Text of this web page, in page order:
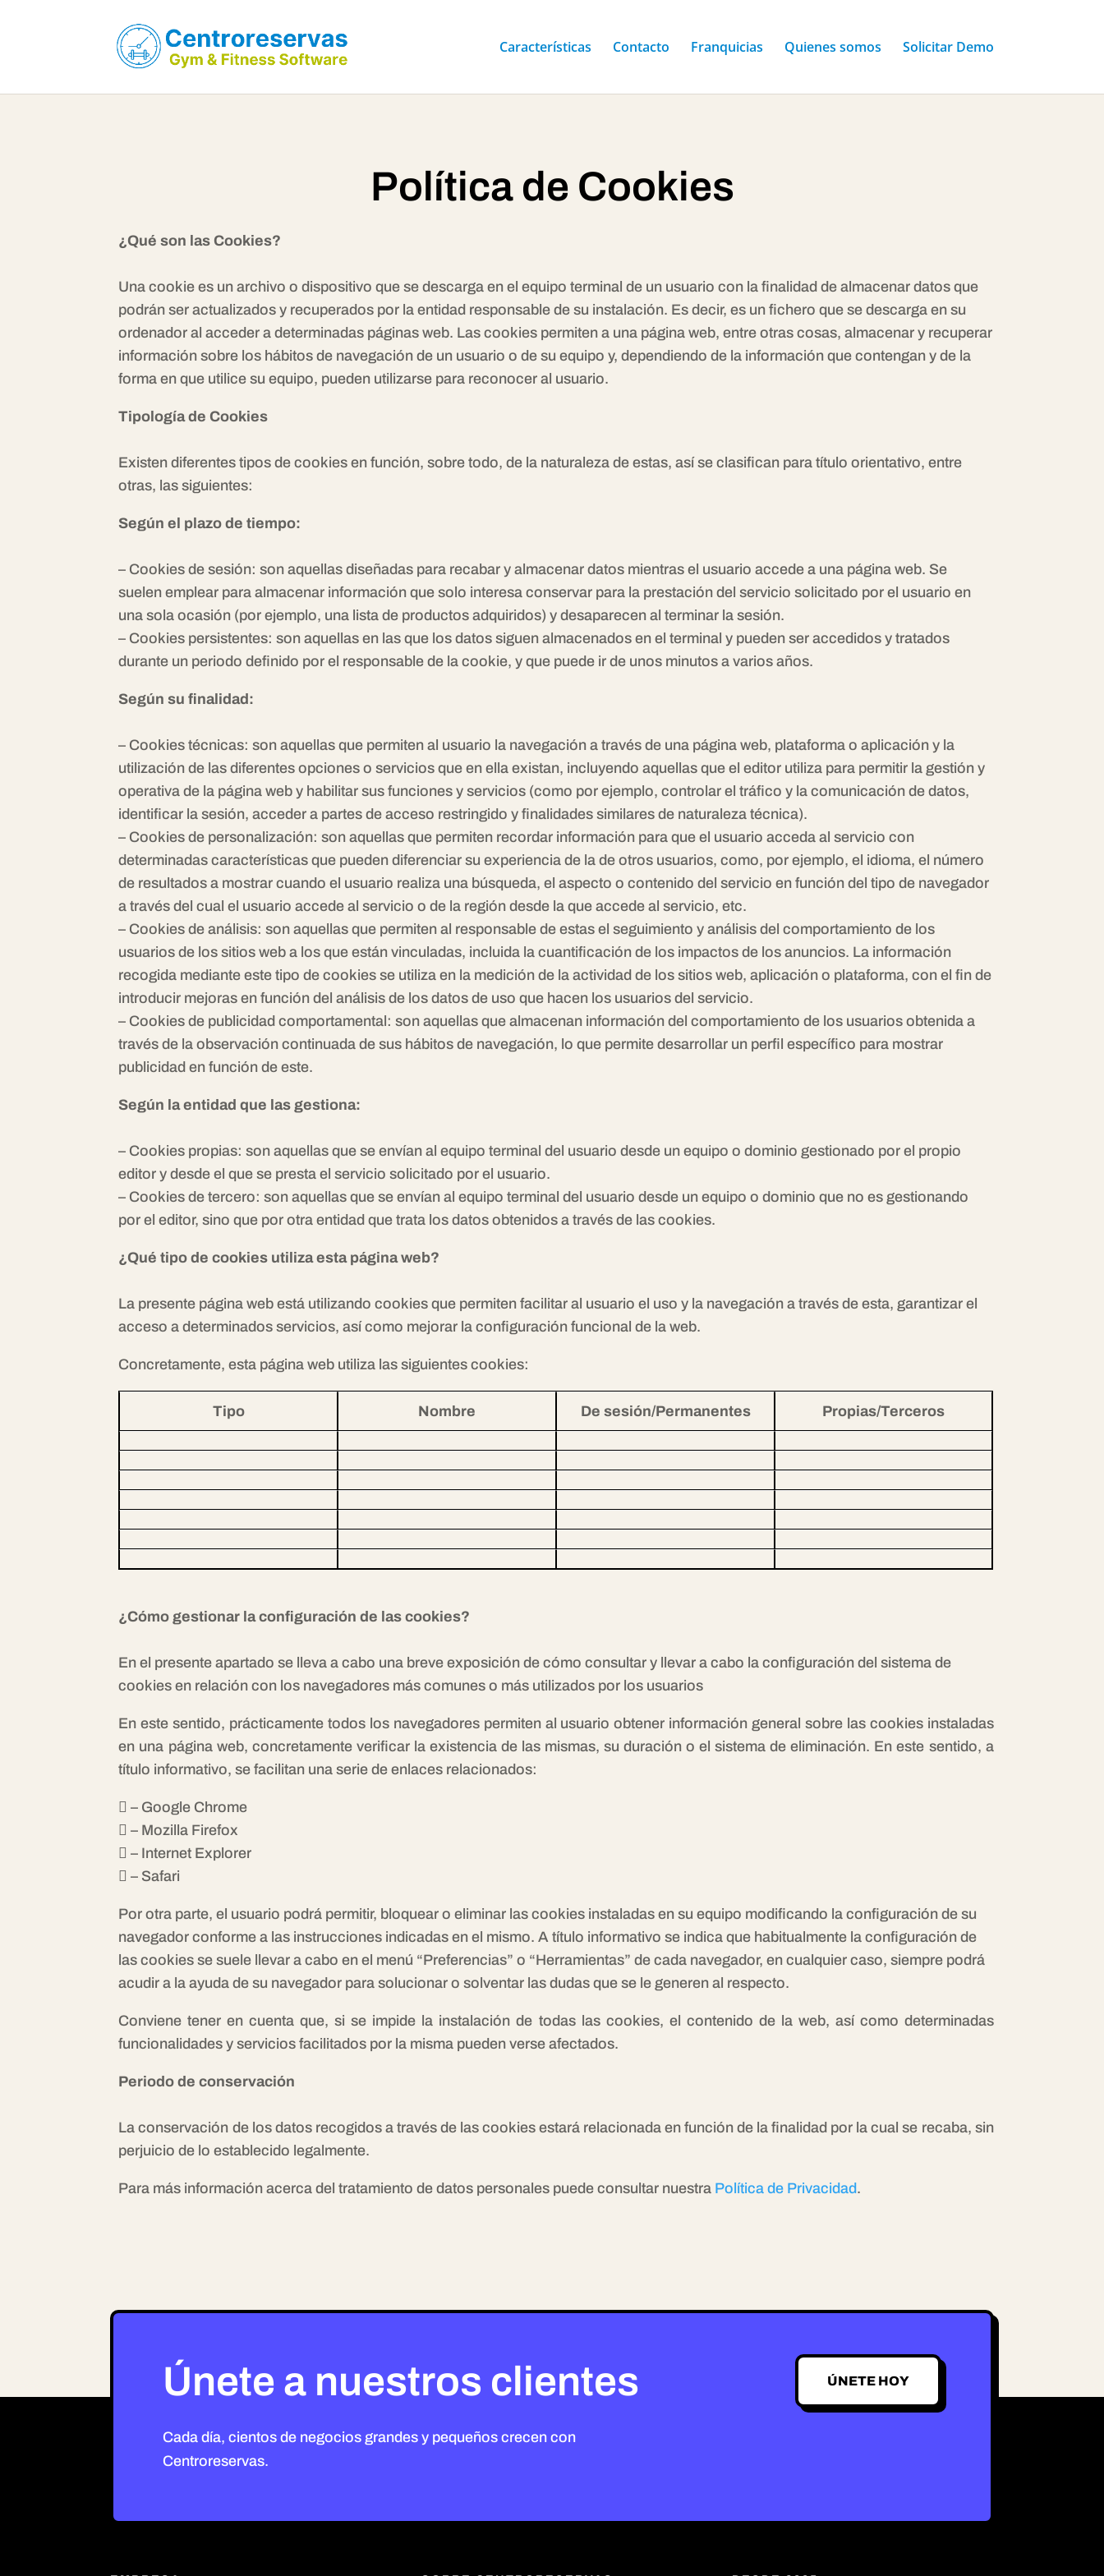
Características Contacto Franquicias Quienes somos Solicitar Demo
Política de Cookies
¿Qué son las Cookies?
Una cookie es un archivo o dispositivo que se descarga en el equipo terminal de un usuario con la finalidad de almacenar datos que
podrán ser actualizados y recuperados por la entidad responsable de su instalación. Es decir, es un fichero que se descarga en su
ordenador al acceder a determinadas páginas web. Las cookies permiten a una página web, entre otras cosas, almacenar y recuperar
información sobre los hábitos de navegación de un usuario o de su equipo y, dependiendo de la información que contengan y de la
forma en que utilice su equipo, pueden utilizarse para reconocer al usuario.
Tipología de Cookies
Existen diferentes tipos de cookies en función, sobre todo, de la naturaleza de estas, así se clasifican para título orientativo, entre
otras, las siguientes:
Según el plazo de tiempo:
– Cookies de sesión: son aquellas diseñadas para recabar y almacenar datos mientras el usuario accede a una página web. Se
suelen emplear para almacenar información que solo interesa conservar para la prestación del servicio solicitado por el usuario en
una sola ocasión (por ejemplo, una lista de productos adquiridos) y desaparecen al terminar la sesión.
– Cookies persistentes: son aquellas en las que los datos siguen almacenados en el terminal y pueden ser accedidos y tratados
durante un periodo definido por el responsable de la cookie, y que puede ir de unos minutos a varios años.
Según su finalidad:
– Cookies técnicas: son aquellas que permiten al usuario la navegación a través de una página web, plataforma o aplicación y la
utilización de las diferentes opciones o servicios que en ella existan, incluyendo aquellas que el editor utiliza para permitir la gestión y
operativa de la página web y habilitar sus funciones y servicios (como por ejemplo, controlar el tráfico y la comunicación de datos,
identificar la sesión, acceder a partes de acceso restringido y finalidades similares de naturaleza técnica).
– Cookies de personalización: son aquellas que permiten recordar información para que el usuario acceda al servicio con
determinadas características que pueden diferenciar su experiencia de la de otros usuarios, como, por ejemplo, el idioma, el número
de resultados a mostrar cuando el usuario realiza una búsqueda, el aspecto o contenido del servicio en función del tipo de navegador
a través del cual el usuario accede al servicio o de la región desde la que accede al servicio, etc.
– Cookies de análisis: son aquellas que permiten al responsable de estas el seguimiento y análisis del comportamiento de los
usuarios de los sitios web a los que están vinculadas, incluida la cuantificación de los impactos de los anuncios. La información
recogida mediante este tipo de cookies se utiliza en la medición de la actividad de los sitios web, aplicación o plataforma, con el fin de
introducir mejoras en función del análisis de los datos de uso que hacen los usuarios del servicio.
– Cookies de publicidad comportamental: son aquellas que almacenan información del comportamiento de los usuarios obtenida a
través de la observación continuada de sus hábitos de navegación, lo que permite desarrollar un perfil específico para mostrar
publicidad en función de este.
Según la entidad que las gestiona:
– Cookies propias: son aquellas que se envían al equipo terminal del usuario desde un equipo o dominio gestionado por el propio
editor y desde el que se presta el servicio solicitado por el usuario.
– Cookies de tercero: son aquellas que se envían al equipo terminal del usuario desde un equipo o dominio que no es gestionando
por el editor, sino que por otra entidad que trata los datos obtenidos a través de las cookies.
¿Qué tipo de cookies utiliza esta página web?
La presente página web está utilizando cookies que permiten facilitar al usuario el uso y la navegación a través de esta, garantizar el
acceso a determinados servicios, así como mejorar la configuración funcional de la web.
Concretamente, esta página web utiliza las siguientes cookies:
Tipo Nombre De sesión/Permanentes Propias/Terceros
¿Cómo gestionar la configuración de las cookies?
En el presente apartado se lleva a cabo una breve exposición de cómo consultar y llevar a cabo la configuración del sistema de
cookies en relación con los navegadores más comunes o más utilizados por los usuarios
En este sentido, prácticamente todos los navegadores permiten al usuario obtener información general sobre las cookies instaladas
en una página web, concretamente verificar la existencia de las mismas, su duración o el sistema de eliminación. En este sentido, a
título informativo, se facilitan una serie de enlaces relacionados:
 – Google Chrome
 – Mozilla Firefox
 – Internet Explorer
 – Safari
Por otra parte, el usuario podrá permitir, bloquear o eliminar las cookies instaladas en su equipo modificando la configuración de su
navegador conforme a las instrucciones indicadas en el mismo. A título informativo se indica que habitualmente la configuración de
las cookies se suele llevar a cabo en el menú “Preferencias” o “Herramientas” de cada navegador, en cualquier caso, siempre podrá
acudir a la ayuda de su navegador para solucionar o solventar las dudas que se le generen al respecto.
Conviene tener en cuenta que, si se impide la instalación de todas las cookies, el contenido de la web, así como determinadas
funcionalidades y servicios facilitados por la misma pueden verse afectados.
Periodo de conservación
La conservación de los datos recogidos a través de las cookies estará relacionada en función de la finalidad por la cual se recaba, sin
perjuicio de lo establecido legalmente.
Para más información acerca del tratamiento de datos personales puede consultar nuestra Política de Privacidad.
Únete a nuestros clientes
Cada día, cientos de negocios grandes y pequeños crecen con
Centroreservas.
ÚNETE HOY